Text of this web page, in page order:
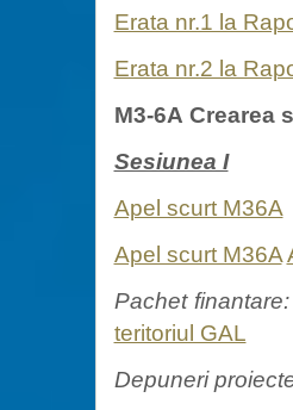
Erata nr.1 la
Erata nr.2 la
M3-6A Crearea
Sesiunea I
Apel scurt M36A
Apel scurt M36A
Pachet
teritoriul GAL
Depuneri